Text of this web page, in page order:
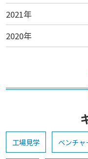
2021年
2020年
工場見学 ベンチャ